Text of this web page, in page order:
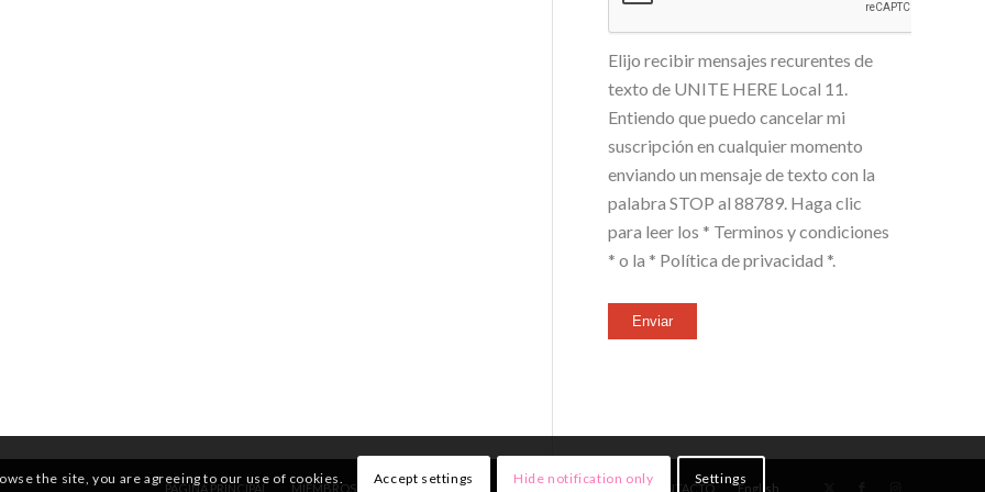
Elijo recibir mensajes recurentes de
texto de UNITE HERE Local 11.
Entiendo que puedo cancelar mi
suscripción en cualquier momento
enviando un mensaje de texto con la
palabra STOP al 88789. Haga clic
para leer los * Terminos y condiciones
* o la * Política de privacidad *.
Enviar
PÁGINA PRINCIPAL MIEMBROS QUIENES SOMOS CONTACTO English
the site, you are agreeing to our use of cookies. Accept settings Hide notification only Settings